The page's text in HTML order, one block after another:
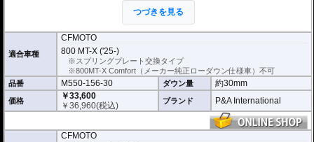
お勧めいたします。(ショートサイドスタンドはお客様にてご用意ください。)
※ダウンする高さによっては、センタースタンドが使用できない、または、取
り外さなくてはいけない場合があります。
※写真は同系ローダウンパーツの代表写真です。実際の商品とは異なる場合が
※フロントフォークの突き出し量を合わせて調整することをお勧めします。(調
整可能な車種の場合。推奨調整値はマニュアルに記載)
※安全に関する重要なパーツの為、プロショップによる取付を行ってくださ
い。個人でお取付の場合、弊社ではいかなる事象においてその責を負うことが
できません。
つづきを見る
適合車種
CFMOTO
800 MT-X ('25-)
※スプリングプレート交換タイプ
※800MT-X Comfort（メーカー純正ローダウン仕様車）不可
品番
M550-156-30 ダウン量 約30mm
価格
￥33,600
￥36,960(税込) ブランド P&A International
CFMOTO